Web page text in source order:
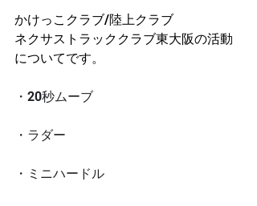
かけっこクラブ/陸上クラブ
ネクサストラッククラブ東大阪の活動
についてです。
・20秒ムーブ
・ラダー
・ミニハードル